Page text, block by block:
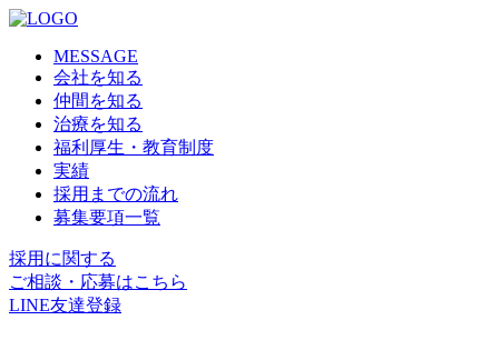
MESSAGE
会社を知る
仲間を知る
治療を知る
福利厚生・教育制度
実績
採用までの流れ
募集要項一覧
採用に関する
ご相談・応募はこちら
LINE友達登録